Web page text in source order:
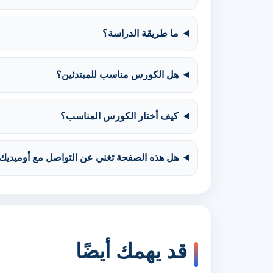
ما طريقة الدراسة؟
هل الكورس مناسب للمبتدئين؟
كيف أختار الكورس المناسب؟
هل هذه الصفحة تغني عن التواصل مع
قد يهمك أيضًا